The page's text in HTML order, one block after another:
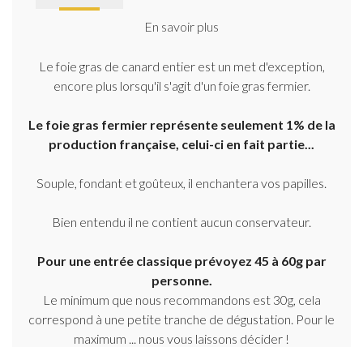
En savoir plus
Le foie gras de canard entier est un met d'exception,
encore plus lorsqu'il s'agit d'un foie gras fermier.
Le foie gras fermier représente seulement 1% de la
production française, celui-ci en fait partie...
Souple, fondant et goûteux, il enchantera vos papilles.
Bien entendu il ne contient aucun conservateur.
Pour une entrée classique prévoyez 45 à 60g par
personne.
Le minimum que nous recommandons est 30g, cela
correspond à une petite tranche de dégustation. Pour le
maximum ... nous vous laissons décider !